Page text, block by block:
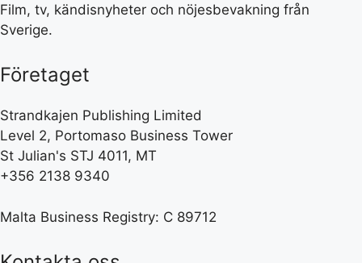
Film, tv, kändisnyheter och nöjesbevakning från
Sverige.
Företaget
Strandkajen Publishing Limited
Level 2, Portomaso Business Tower
St Julian's STJ 4011, MT
+356 2138 9340
Malta Business Registry: C 89712